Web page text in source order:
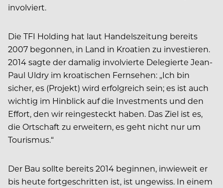
involviert.
Die TFI Holding hat laut Handelszeitung bereits
2007 begonnen, in Land in Kroatien zu investieren.
2014 sagte der damalig involvierte Delegierte Jean-
Paul Uldry im kroatischen Fernsehen: „Ich bin
sicher, es (Projekt) wird erfolgreich sein; es ist auch
wichtig im Hinblick auf die Investments und den
Effort, den wir reingesteckt haben. Das Ziel ist es,
die Ortschaft zu erweitern, es geht nicht nur um
Tourismus.“
Der Bau sollte bereits 2014 beginnen, inwieweit er
bis heute fortgeschritten ist, ist ungewiss. In einem